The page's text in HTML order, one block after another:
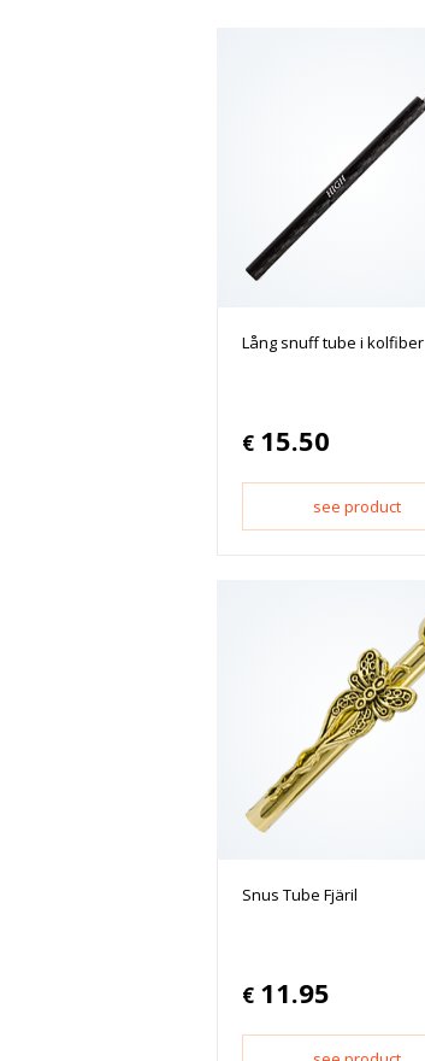
Lång snuff tube i kolfiber
€ 15.50
see product
Snus Tube Fjäril
€ 11.95